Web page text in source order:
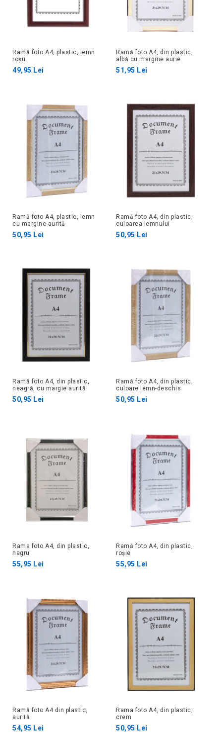
Ramă foto A4, plastic, lemn
roșu
49,95 Lei
Ramă foto A4, din plastic,
albă cu margine aurie
51,95 Lei
Ramă foto A4, plastic, lemn
cu margine aurită
50,95 Lei
Ramă foto A4, din plastic,
culoarea lemnului
50,95 Lei
Ramă foto A4, din plastic,
neagră, cu margie aurită
50,95 Lei
Ramă foto A4, din plastic,
culoare lemn-deschis
50,95 Lei
Rama foto A4, din plastic,
negru
55,95 Lei
Ramă foto A4, din plastic,
roșie
55,95 Lei
Ramă foto A4 din plastic,
aurită
54,95 Lei
Rama foto A4, din plastic,
crem
50,95 Lei